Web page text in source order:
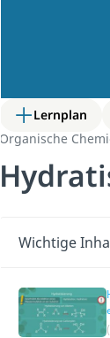
Lernplan
Organische
Wichtige